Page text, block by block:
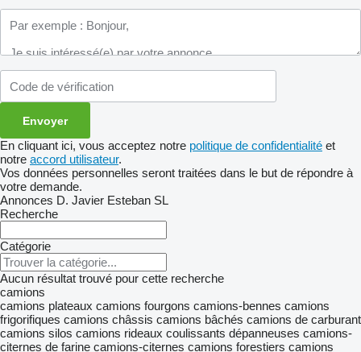
En cliquant ici, vous acceptez notre politique de confidentialité et
notre accord utilisateur.
Vos données personnelles seront traitées dans le but de répondre à
votre demande.
Annonces D. Javier Esteban SL
Recherche
Catégorie
Aucun résultat trouvé pour cette recherche
camions
camions plateaux camions fourgons camions-bennes camions
frigorifiques camions châssis camions bâchés camions de carburant
camions silos camions rideaux coulissants dépanneuses camions-
citernes de farine camions-citernes camions forestiers camions